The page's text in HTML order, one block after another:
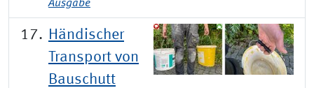
Ausgabe
Händischer
Transport von
Bauschutt